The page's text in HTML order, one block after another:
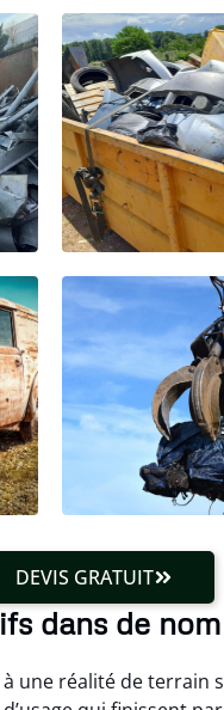
DEVIS GRATUIT
dans de
une réalité de terrain